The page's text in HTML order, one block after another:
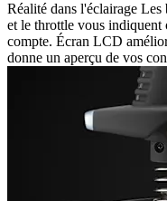
Réalité dans l'éclairage
et le throttle vous indiquent
compte. Écran LCD
donne un aperçu de vos